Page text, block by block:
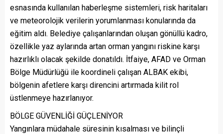
esnasında kullanılan haberleşme sistemleri, risk haritaları
ve meteorolojik verilerin yorumlanması konularında da
eğitim aldı. Belediye çalışanlarından oluşan gönüllü kadro,
özellikle yaz aylarında artan orman yangını riskine karşı
hazırlıklı olacak şekilde donatıldı. İtfaiye, AFAD ve Orman
Bölge Müdürlüğü ile koordineli çalışan ALBAK ekibi,
bölgenin afetlere karşı direncini artırmada kilit rol
üstlenmeye hazırlanıyor.
BÖLGE GÜVENLİĞİ GÜÇLENİYOR
Yangınlara müdahale süresinin kısalması ve bilinçli